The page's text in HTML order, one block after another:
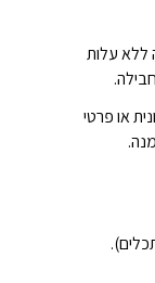
עלות
או פרטי